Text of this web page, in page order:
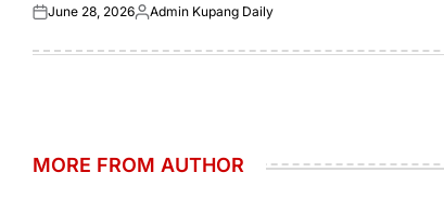
Posted
June 28, 2026Posted
Admin Kupang Daily
MORE FROM AUTHOR